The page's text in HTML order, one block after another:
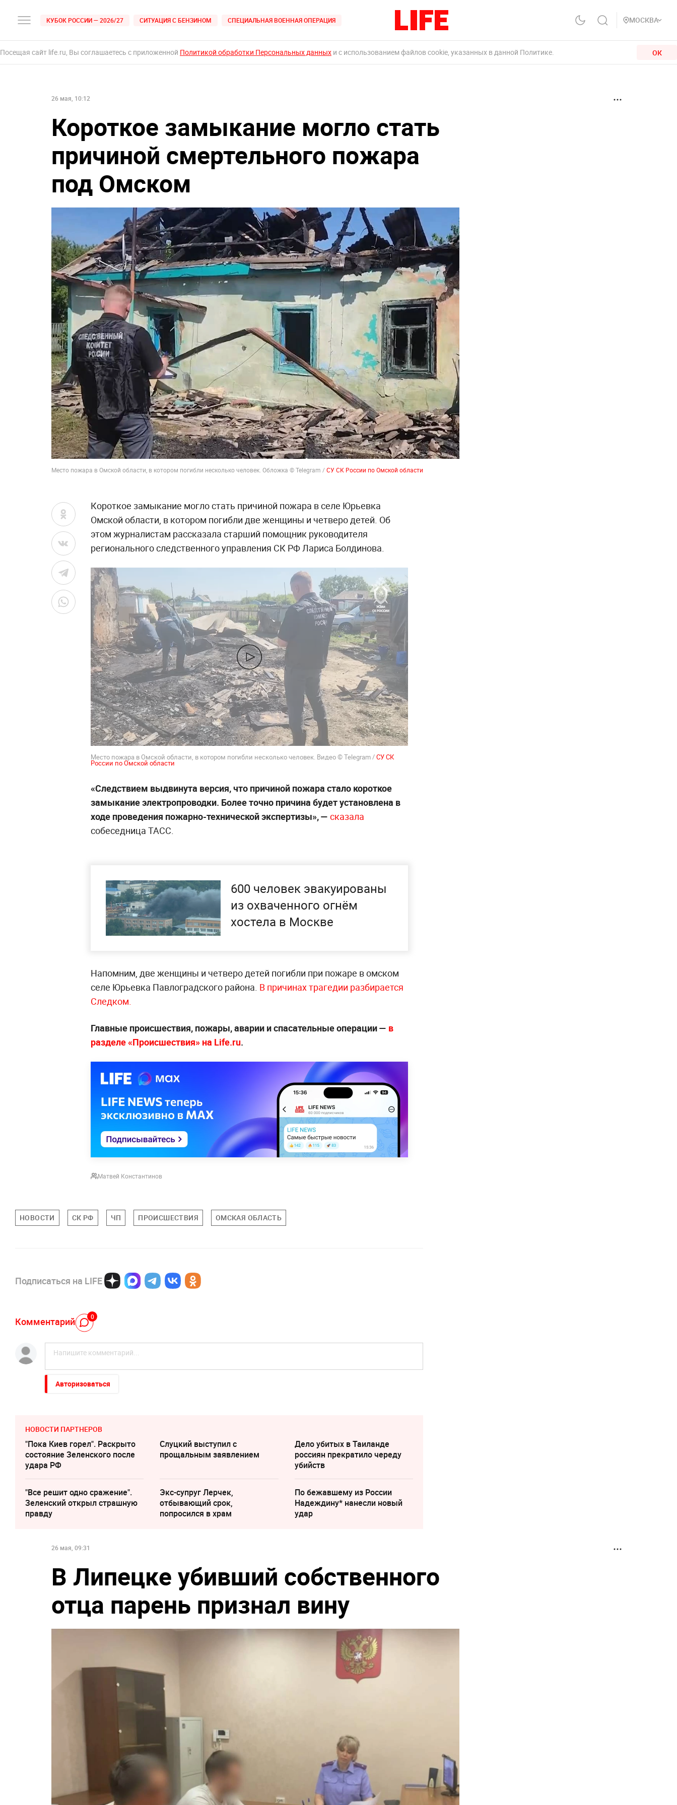
КУБОК РОССИИ — 2026/27 СИТУАЦИЯ С БЕНЗИНОМ СПЕЦИАЛЬНАЯ ВОЕННАЯ ОПЕРАЦИЯ МОСКВА
Посещая сайт life.ru, Вы соглашаетесь с приложенной Политикой обработки Персональных данных и с использованием файлов cookie, указанных в данной Политике. ОК
26 мая, 10:12
Короткое замыкание могло стать
причиной смертельного пожара
под Омском
Место пожара в Омской области, в котором погибли несколько человек. Обложка © Telegram /СУ СК России по Омской области
Короткое замыкание могло стать причиной пожара в селе Юрьевка
Омской области, в котором погибли две женщины и четверо детей. Об
этом журналистам рассказала старший помощник руководителя
регионального следственного управления СК РФ Лариса Болдинова.
Место пожара в Омской области, в котором погибли несколько человек. Видео © Telegram /СУ СК
России по Омской области
«Следствием выдвинута версия, что причиной пожара стало короткое
замыкание электропроводки. Более точно причина будет установлена в
ходе проведения пожарно-технической экспертизы», — сказала
собеседница ТАСС.
600 человек эвакуированы
из охваченного огнём
хостела в Москве
Напомним, две женщины и четверо детей погибли при пожаре в омском
селе Юрьевка Павлоградского района. В причинах трагедии разбирается
Следком.
Главные происшествия, пожары, аварии и спасательные операции — в
разделе «Происшествия» на Life.ru.
Матвей Константинов
НОВОСТИ СК РФ ЧП ПРОИСШЕСТВИЯ ОМСКАЯ ОБЛАСТЬ
Подписаться на LIFE
Комментарий 0
Авторизоваться
НОВОСТИ ПАРТНЕРОВ
"Пока Киев горел". Раскрыто
состояние Зеленского после
удара РФ
Слуцкий выступил с
прощальным заявлением
Дело убитых в Таиланде
россиян прекратило череду
убийств
"Все решит одно сражение".
Зеленский открыл страшную
правду
Экс-супруг Лерчек,
отбывающий срок,
попросился в храм
По бежавшему из России
Надеждину* нанесли новый
удар
26 мая, 09:31
В Липецке убивший собственного
отца парень признал вину